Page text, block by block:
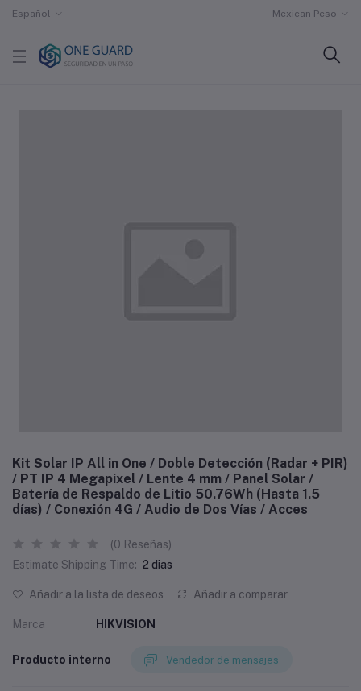
Español Mexican Peso
Kit Solar IP All in One / Doble Detección (Radar + PIR)
/ PT IP 4 Megapixel / Lente 4 mm / Panel Solar /
Batería de Respaldo de Litio 50.76Wh (Hasta 1.5
días) / Conexión 4G / Audio de Dos Vías / Acces
(0 Reseñas)
Estimate Shipping Time: 2 dias
Añadir a la lista de deseos Añadir a comparar
Marca HIKVISION
Producto interno Vendedor de mensajes